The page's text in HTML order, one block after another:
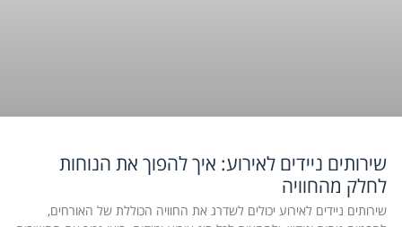
שירותים ניידים לאירוע: איך להפוך את הנוחות
לחלק מהחוויה
שירותים ניידים לאירוע יכולים לשדרג את החוויה הכוללת של האורחים,